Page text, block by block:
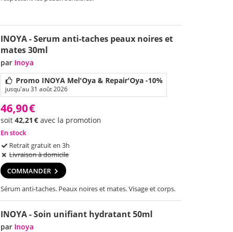
INOYA - Serum anti-taches peaux noires et
mates 30ml
par Inoya
Promo INOYA Mel'Oya & Repair'Oya -10%
jusqu'au 31 août 2026
46,90€
soit 42,21 € avec la promotion
En stock
Retrait gratuit en 3h
Livraison à domicile
COMMANDER
Sérum anti-taches. Peaux noires et mates. Visage et corps.
INOYA - Soin unifiant hydratant 50ml
par Inoya